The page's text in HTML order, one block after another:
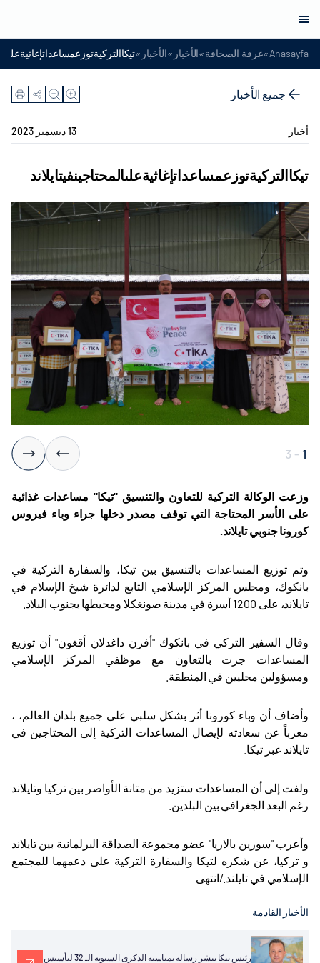
Anasayfa
»غرفة الصحافة»الأخبار »الأخبار »
جميع الأخبار
أخبار 13 ديسمبر 2023
تيكاالتركيةتوزعمساعداتإغاثيةعلىالمحتاجينفيتايلاند
1
-
3
وزعت الوكالة التركية للتعاون والتنسيق "تيكا" مساعدات غذائية
على الأسر المحتاجة التي توقف مصدر دخلها جراء وباء فيروس
كورونا جنوبي تايلاند.
وتم توزيع المساعدات بالتنسيق بين تيكا، والسفارة التركية في
بانكوك، ومجلس المركز الإسلامي التابع لدائرة شيخ الإسلام في
تايلاند، على 1200 أسرة في مدينة صونغكلا ومحيطها بجنوب البلاد
وقال السفير التركي في بانكوك "أفرن داغدلان أقغون" أن توزيع
المساعدات جرت بالتعاون مع موظفي المركز الإسلامي
ومسؤولين محليين في المنطقة
وأضاف أن وباء كورونا أثر بشكل سلبي على جميع بلدان العالم، ،
معرباً عن سعادته لإيصال المساعدات التركية إلى المحتاجين في
تايلاند عبر تيكا
ولفت إلى أن المساعدات ستزيد من متانة الأواصر بين تركيا وتايلاند
رغم البعد الجغرافي بين البلدين
وأعرب "سورين بالاريا" عضو مجموعة الصداقة البرلمانية بين تايلاند
و تركيا، عن شكره لتيكا والسفارة التركية على دعمهما للمجتمع
الإسلامي في تايلند. /انتهى
الأخبار القادمة
رئيس تيكا ينشر رسالة بمناسبة الذكرى السنوية الـ 32 لتأسيس